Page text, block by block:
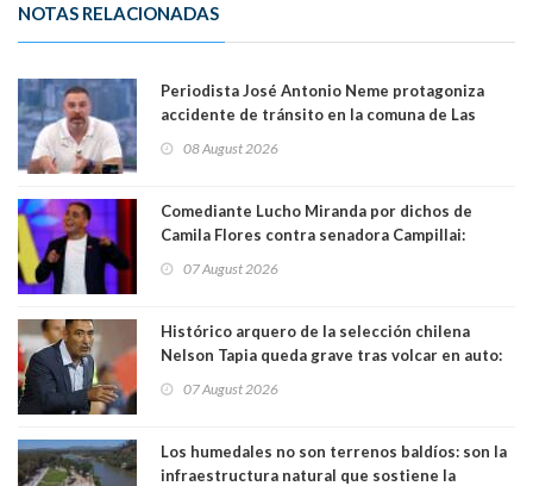
NOTAS RELACIONADAS
Periodista José Antonio Neme protagoniza
accidente de tránsito en la comuna de Las
08 August 2026
Comediante Lucho Miranda por dichos de
Camila Flores contra senadora Campillai:
forma de quitar dignidad"
07 August 2026
Histórico arquero de la selección chilena
Nelson Tapia queda grave tras volcar en auto:
07 August 2026
Los humedales no son terrenos baldíos: son la
infraestructura natural que sostiene la